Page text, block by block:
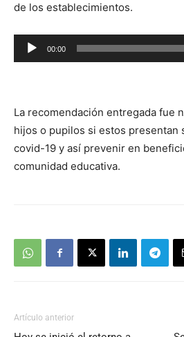
de los establecimientos.
Reproductor
de
00:00
La recomendación entregada fue
hijos o pupilos si estos presentan
covid-19 y así prevenir en
comunidad educativa.
Artículo anterior